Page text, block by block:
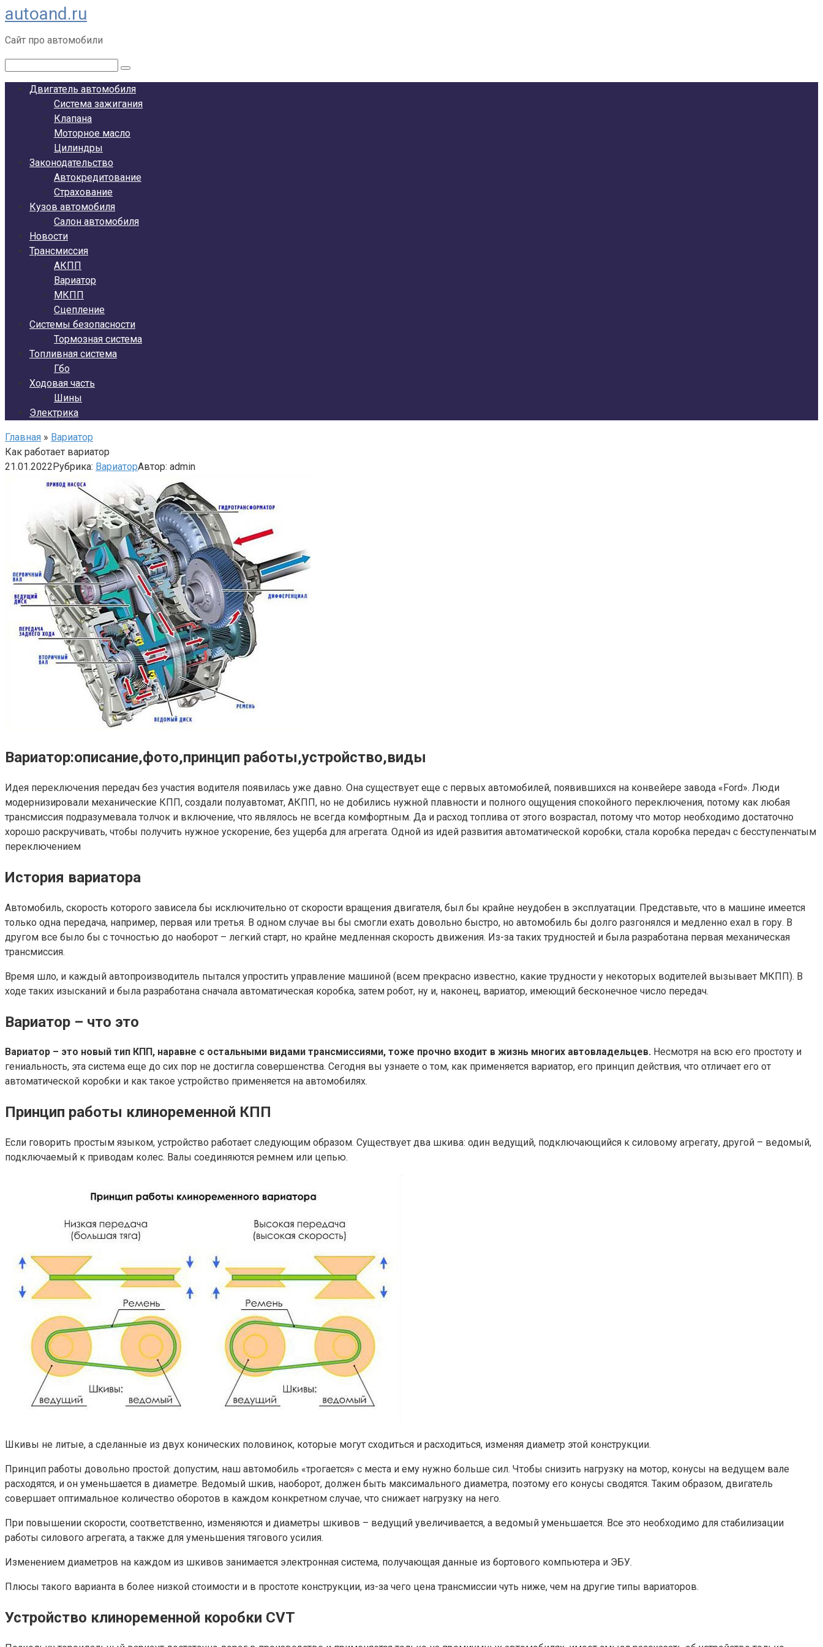
Перейти
к
контенту
autoand.ru
Сайт про автомобили
Двигатель автомобиля
Система зажигания
Клапана
Моторное масло
Цилиндры
Законодательство
Автокредитование
Страхование
Кузов автомобиля
Салон автомобиля
Новости
Трансмиссия
АКПП
Вариатор
МКПП
Сцепление
Системы безопасности
Тормозная система
Топливная система
Гбо
Ходовая часть
Шины
Электрика
Главная » Вариатор
Как работает вариатор
21.01.2022Рубрика: ВариаторАвтор: admin
Вариатор:описание,фото,принцип работы,устройство,виды
Идея переключения передач без участия водителя появилась уже давно. Она существует еще с первых автомобилей, появившихся на конвейере завода «Ford». Люди
модернизировали механические КПП, создали полуавтомат, АКПП, но не добились нужной плавности и полного ощущения спокойного переключения, потому как любая
трансмиссия подразумевала толчок и включение, что являлось не всегда комфортным. Да и расход топлива от этого возрастал, потому что мотор необходимо достаточно
хорошо раскручивать, чтобы получить нужное ускорение, без ущерба для агрегата. Одной из идей развития автоматической коробки, стала коробка передач с бесступенчатым
переключением
История вариатора
Автомобиль, скорость которого зависела бы исключительно от скорости вращения двигателя, был бы крайне неудобен в эксплуатации. Представьте, что в машине имеется
только одна передача, например, первая или третья. В одном случае вы бы смогли ехать довольно быстро, но автомобиль бы долго разгонялся и медленно ехал в гору. В
другом все было бы с точностью до наоборот – легкий старт, но крайне медленная скорость движения. Из-за таких трудностей и была разработана первая механическая
трансмиссия.
Время шло, и каждый автопроизводитель пытался упростить управление машиной (всем прекрасно известно, какие трудности у некоторых водителей вызывает МКПП). В
ходе таких изысканий и была разработана сначала автоматическая коробка, затем робот, ну и, наконец, вариатор, имеющий бесконечное число передач.
Вариатор – что это
Вариатор – это новый тип КПП, наравне с остальными видами трансмиссиями, тоже прочно входит в жизнь многих автовладельцев. Несмотря на всю его простоту и
гениальность, эта система еще до сих пор не достигла совершенства. Сегодня вы узнаете о том, как применяется вариатор, его принцип действия, что отличает его от
автоматической коробки и как такое устройство применяется на автомобилях.
Принцип работы клиноременной КПП
Если говорить простым языком, устройство работает следующим образом. Существует два шкива: один ведущий, подключающийся к силовому агрегату, другой – ведомый,
подключаемый к приводам колес. Валы соединяются ремнем или цепью.
Шкивы не литые, а сделанные из двух конических половинок, которые могут сходиться и расходиться, изменяя диаметр этой конструкции.
Принцип работы довольно простой: допустим, наш автомобиль «трогается» с места и ему нужно больше сил. Чтобы снизить нагрузку на мотор, конусы на ведущем вале
расходятся, и он уменьшается в диаметре. Ведомый шкив, наоборот, должен быть максимального диаметра, поэтому его конусы сводятся. Таким образом, двигатель
совершает оптимальное количество оборотов в каждом конкретном случае, что снижает нагрузку на него.
При повышении скорости, соответственно, изменяются и диаметры шкивов – ведущий увеличивается, а ведомый уменьшается. Все это необходимо для стабилизации
работы силового агрегата, а также для уменьшения тягового усилия.
Изменением диаметров на каждом из шкивов занимается электронная система, получающая данные из бортового компьютера и ЭБУ.
Плюсы такого варианта в более низкой стоимости и в простоте конструкции, из-за чего цена трансмиссии чуть ниже, чем на другие типы вариаторов.
Устройство клиноременной коробки CVT